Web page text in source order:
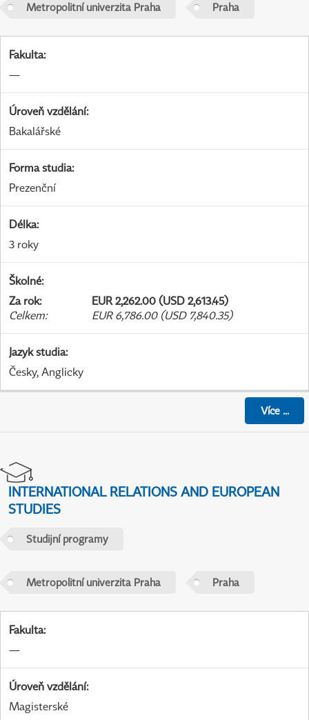
Metropolitní univerzita Praha Praha
Fakulta:
—
Úroveň vzdělání:
Bakalářské
Forma studia:
Prezenční
Délka:
3 roky
Školné:
Za rok:
EUR 2,262.00 (USD 2,613.45)
Celkem: EUR 6,786.00 (USD 7,840.35)
Jazyk studia:
Česky, Anglicky
Více...
INTERNATIONAL RELATIONS AND EUROPEAN
STUDIES
Studijní programy
Metropolitní univerzita Praha Praha
Fakulta:
—
Úroveň vzdělání:
Magisterské